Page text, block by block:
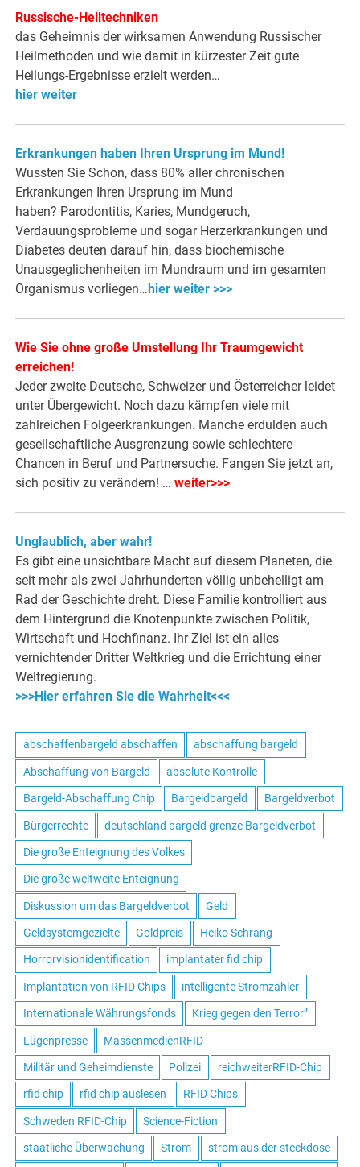
Russische-Heiltechniken
das Geheimnis der wirksamen Anwendung Russischer
Heilmethoden und wie damit in kürzester Zeit gute
Heilungs-Ergebnisse erzielt werden…
hier weiter
Erkrankungen haben Ihren Ursprung im Mund!
Wussten Sie Schon, dass 80% aller chronischen
Erkrankungen Ihren Ursprung im Mund
haben? Parodontitis, Karies, Mundgeruch,
Verdauungsprobleme und sogar Herzerkrankungen und
Diabetes deuten darauf hin, dass biochemische
Unausgeglichenheiten im Mundraum und im gesamten
Organismus vorliegen… hier weiter >>>
Wie Sie ohne große Umstellung Ihr Traumgewicht
erreichen!
Jeder zweite Deutsche, Schweizer und Österreicher leidet
unter Übergewicht. Noch dazu kämpfen viele mit
zahlreichen Folgeerkrankungen. Manche erdulden auch
gesellschaftliche Ausgrenzung sowie schlechtere
Chancen in Beruf und Partnersuche. Fangen Sie jetzt an,
sich positiv zu verändern! …weiter>>>
Unglaublich, aber wahr!
Es gibt eine unsichtbare Macht auf diesem Planeten, die
seit mehr als zwei Jahrhunderten völlig unbehelligt am
Rad der Geschichte dreht. Diese Familie kontrolliert aus
dem Hintergrund die Knotenpunkte zwischen Politik,
Wirtschaft und Hochfinanz. Ihr Ziel ist ein alles
vernichtender Dritter Weltkrieg und die Errichtung einer
Weltregierung.
>>>Hier erfahren Sie die Wahrheit<<<
abschaffenbargeld abschaffen abschaffung bargeld
Abschaffung von Bargeld absolute Kontrolle
Bargeld-Abschaffung Chip Bargeldbargeld Bargeldverbot
Bürgerrechte deutschland bargeld grenze Bargeldverbot
Die große Enteignung des Volkes
Die große weltweite Enteignung
Diskussion um das Bargeldverbot Geld
Geldsystemgezielte Goldpreis Heiko Schrang
Horrorvisionidentification implantater fid chip
Implantation von RFID Chips intelligente Stromzähler
Internationale Währungsfonds Krieg gegen den Terror”
Lügenpresse MassenmedienRFID
Militär und Geheimdienste Polizei reichweiterRFID-Chip
rfid chip rfid chip auslesen RFID Chips
Schweden RFID-Chip Science-Fiction
staatliche Überwachung Strom strom aus der steckdose